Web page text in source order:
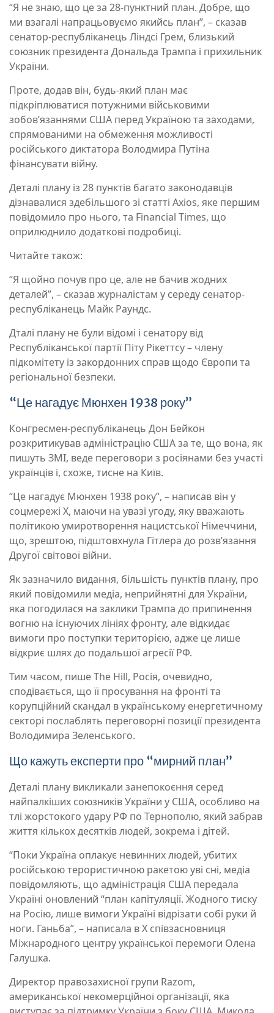
“Я не знаю, що це за 28-пунктний план. Добре, що
ми взагалі напрацьовуємо якийсь план”, – сказав
сенатор-республіканець Ліндсі Грем, близький
союзник президента Дональда Трампа і прихильник
України.
Проте, додав він, будь-який план має
підкріплюватися потужними військовими
зобов’язаннями США перед Україною та заходами,
спрямованими на обмеження можливості
російського диктатора Володмира Путіна
фінансувати війну.
Деталі плану із 28 пунктів багато законодавців
дізнавалися здебільшого зі статті Axios, яке першим
повідомило про нього, та Financial Times, що
оприлюднило додаткові подробиці.
Читайте також:
“Я щойно почув про це, але не бачив жодних
деталей”, – сказав журналістам у середу сенатор-
республіканець Майк Раундс.
Дталі плану не були відомі і сенатору від
Республіканської партії Піту Рікеттсу – члену
підкомітету із закордонних справ щодо Європи та
регіональної безпеки.
“Це нагадує Мюнхен 1938 року”
Конгресмен-республіканець Дон Бейкон
розкритикував адміністрацію США за те, що вона, як
пишуть ЗМІ, веде переговори з росіянами без участі
українців і, схоже, тисне на Київ.
“Це нагадує Мюнхен 1938 року”, – написав він у
соцмережі X, маючи на увазі угоду, яку вважають
політикою умиротворення нацистської Німеччини,
що, зрештою, підштовхнула Гітлера до розв’язання
Другої світової війни.
Як зазначило видання, більшість пунктів плану, про
який повідомили медіа, неприйнятні для України,
яка погодилася на заклики Трампа до припинення
вогню на існуючих лініях фронту, але відкидає
вимоги про поступки територією, адже це лише
відкриє шлях до подальшої агресії РФ.
Тим часом, пише The Hill, Росія, очевидно,
сподівається, що її просування на фронті та
корупційний скандал в українському енергетичному
секторі послаблять переговорні позиції президента
Володимира Зеленського.
Що кажуть експерти про “мирний план”
Деталі плану викликали занепокоєння серед
найпалкіших союзників України у США, особливо на
тлі жорстокого удару РФ по Тернополю, який забрав
життя кількох десятків людей, зокрема і дітей.
“Поки Україна оплакує невинних людей, убитих
російською терористичною ракетою уві сні, медіа
повідомляють, що адміністрація США передала
Україні оновлений “план капітуляції. Жодного тиску
на Росію, лише вимоги Україні відрізати собі руки й
ноги. Ганьба”, – написала в X співзасновниця
Міжнародного центру української перемоги Олена
Галушка.
Директор правозахисної групи Razom,
американської некомерційної організації, яка